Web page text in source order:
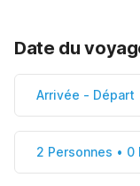
Date du
Arrivée - Départ
2 Personnes • 0